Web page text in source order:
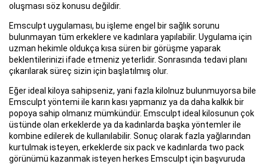
oluşması söz konusu değildir.
Emsculpt uygulaması, bu işleme engel bir sağlık sorunu
bulunmayan tüm erkeklere ve kadınlara yapılabilir. Uygulama için
uzman hekimle oldukça kısa süren bir görüşme yaparak
beklentilerinizi ifade etmeniz yeterlidir. Sonrasında tedavi planı
çıkarılarak süreç sizin için başlatılmış olur.
Eğer ideal kiloya sahipseniz, yani fazla kilolnuz bulunmuyorsa bile
Emsculpt yöntemi ile karın kası yapmanız ya da daha kalkık bir
popoya sahip olmanız mümkündür. Emsculpt ideal kilosunun çok
üstünde olan erkeklerde ya da kadınlarda başka yöntemler ile
kombine edilerek de kullanılabilir. Sonuç olarak fazla yağlarından
kurtulmak isteyen, erkeklerde six pack ve kadınlarda two pack
görünümü kazanmak isteyen herkes Emsculpt için başvuruda